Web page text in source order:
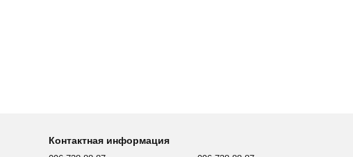
Контактная информация